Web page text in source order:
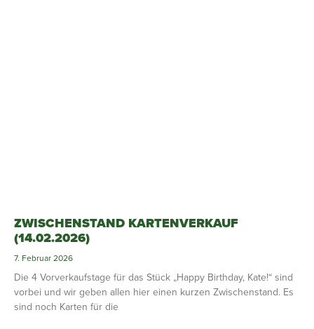
ZWISCHENSTAND KARTENVERKAUF
(14.02.2026)
7. Februar 2026
Die 4 Vorverkaufstage für das Stück „Happy Birthday, Kate!“ sind
vorbei und wir geben allen hier einen kurzen Zwischenstand. Es
sind noch Karten für die